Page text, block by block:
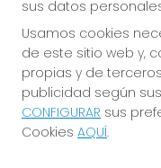
¡La Tres
sus datos
Usamos cookies
de este sitio web y,
propias y de
publicidad según
CONFIGURAR sus
Cookies AQUÍ.